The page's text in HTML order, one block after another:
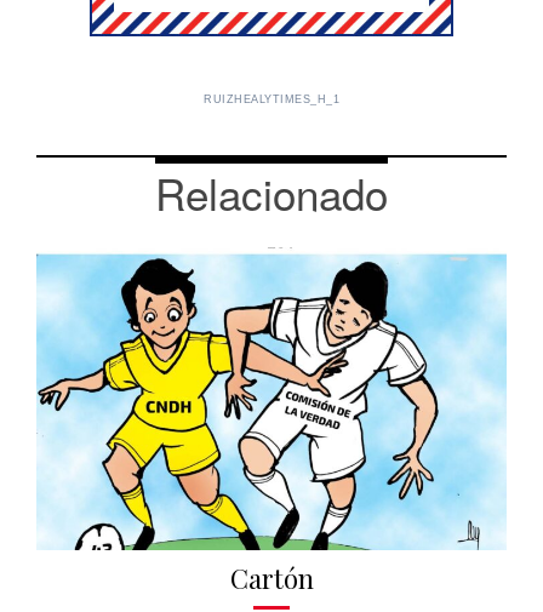
RUIZHEALYTIMES_H_1
Relacionado
Cartón